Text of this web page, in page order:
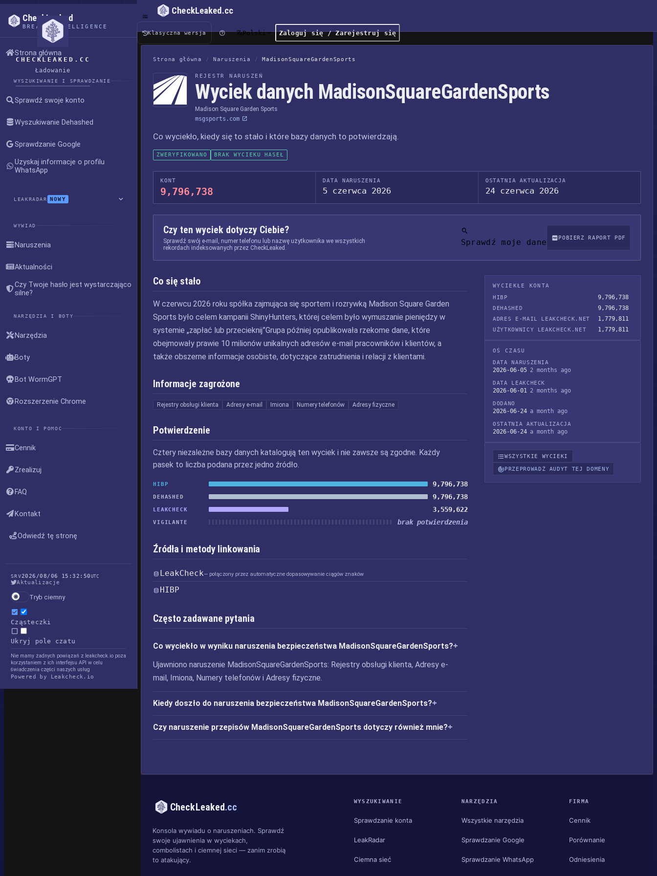
CHECKLEAKED.CC
Ładowanie
CheckLeaked
BREACH INTELLIGENCE
Strona główna
WYSZUKIWANIE I SPRAWDZANIE
Sprawdź swoje konto
Wyszukiwanie Dehashed
Sprawdzanie Google
Uzyskaj informacje o profilu
WhatsApp
LEAKRADAR NOWY
WYWIAD
Naruszenia
Aktualności
Czy Twoje hasło jest wystarczająco
silne?
NARZĘDZIA I BOTY
Narzędzia
Boty
Bot WormGPT
Rozszerzenie Chrome
KONTO I POMOC
Cennik
Zrealizuj
FAQ
Kontakt
Odwiedź tę stronę
SRV2026/08/06 15:32:50UTC
Aktualizacje
Tryb ciemny
Cząsteczki
Ukryj pole czatu
Nie mamy żadnych powiązań z leakcheck.io poza
korzystaniem z ich interfejsu API w celu
świadczenia części naszych usług
Powered by Leakcheck.io
CheckLeaked.cc
Klasyczna wersja Polski Zaloguj się / Zarejestruj się
Strona główna / Naruszenia / MadisonSquareGardenSports
REJESTR NARUSZEŃ
Wyciek danych MadisonSquareGardenSports
Madison Square Garden Sports
msgsports.com
Co wyciekło, kiedy się to stało i które bazy danych to potwierdzają.
ZWERYFIKOWANO BRAK WYCIEKU HASEŁ
KONT
9,796,738
DATA NARUSZENIA
5 czerwca 2026
OSTATNIA AKTUALIZACJA
24 czerwca 2026
Czy ten wyciek dotyczy Ciebie?
Sprawdź swój e-mail, numer telefonu lub nazwę użytkownika we wszystkich
rekordach indeksowanych przez CheckLeaked.
Sprawdź moje dane POBIERZ RAPORT PDF
Co się stało
W czerwcu 2026 roku spółka zajmująca się sportem i rozrywką Madison Square Garden
Sports było celem kampanii ShinyHunters, której celem było wymuszanie pieniędzy w
systemie „zapłać lub przecieknij”Grupa później opublikowała rzekome dane, które
obejmowały prawie 10 milionów unikalnych adresów e-mail pracowników i klientów, a
także obszerne informacje osobiste, dotyczące zatrudnienia i relacji z klientami.
Informacje zagrożone
Rejestry obsługi klienta Adresy e-mail Imiona Numery telefonów Adresy fizyczne
Potwierdzenie
Cztery niezależne bazy danych katalogują ten wyciek i nie zawsze są zgodne. Każdy
pasek to liczba podana przez jedno źródło.
HIBP 9,796,738
DEHASHED 9,796,738
LEAKCHECK 3,559,622
VIGILANTE brak potwierdzenia
Źródła i metody linkowania
LeakCheck— połączony przez automatyczne dopasowywanie ciągów znaków
HIBP
Często zadawane pytania
Co wyciekło w wyniku naruszenia bezpieczeństwa MadisonSquareGardenSports?
Ujawniono naruszenie MadisonSquareGardenSports: Rejestry obsługi klienta, Adresy e-
mail, Imiona, Numery telefonów i Adresy fizyczne.
Kiedy doszło do naruszenia bezpieczeństwa MadisonSquareGardenSports?
Czy naruszenie przepisów MadisonSquareGardenSports dotyczy również mnie?
WYCIEKŁE KONTA
HIBP
9,796,738
DEHASHED 9,796,738
ADRES E-MAIL LEAKCHECK.NET 1,779,811
UŻYTKOWNICY LEAKCHECK.NET 1,779,811
OŚ CZASU
DATA NARUSZENIA
2026-06-05 2 months ago
DATA LEAKCHECK
2026-06-01 2 months ago
DODANO
2026-06-24 a month ago
OSTATNIA AKTUALIZACJA
2026-06-24 a month ago
WSZYSTKIE WYCIEKI
PRZEPROWADŹ AUDYT TEJ DOMENY
CheckLeaked.cc
Konsola wywiadu o naruszeniach. Sprawdź
swoje ujawnienia w wyciekach,
combolistach i ciemnej sieci — zanim zrobią
to atakujący.
WYSZUKIWANIE
Sprawdzanie konta
LeakRadar
Ciemna sieć
NARZĘDZIA
Wszystkie narzędzia
Sprawdzanie Google
Sprawdzanie WhatsApp
FIRMA
Cennik
Porównanie
Odniesienia